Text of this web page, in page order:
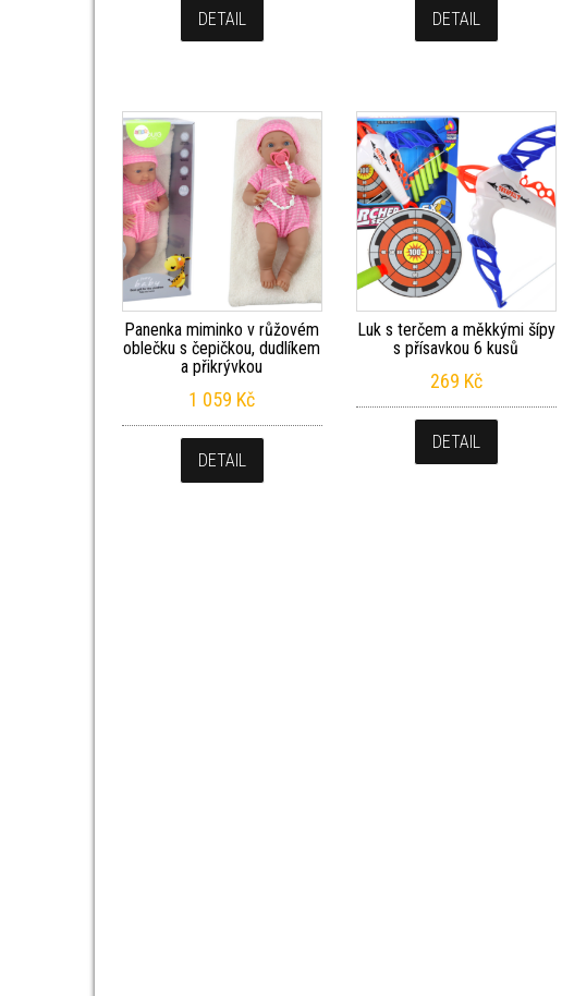
DETAIL DETAIL
Panenka miminko v růžovém
oblečku s čepičkou, dudlíkem
a přikrývkou
1 059 Kč
DETAIL
Luk s terčem a měkkými šípy
s přísavkou 6 kusů
269 Kč
DETAIL